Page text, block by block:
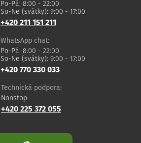
Po-Pá: 8:00 - 22:00
So-Ne (svátky): 9:00 - 17:00
+420 211 151 211
WhatsApp chat:
Po-Pá: 8:00 - 22:00
So-Ne (svátky): 9:00 - 17:00
+420 770 330 033
Technická podpora:
Nonstop
+420 225 372 055